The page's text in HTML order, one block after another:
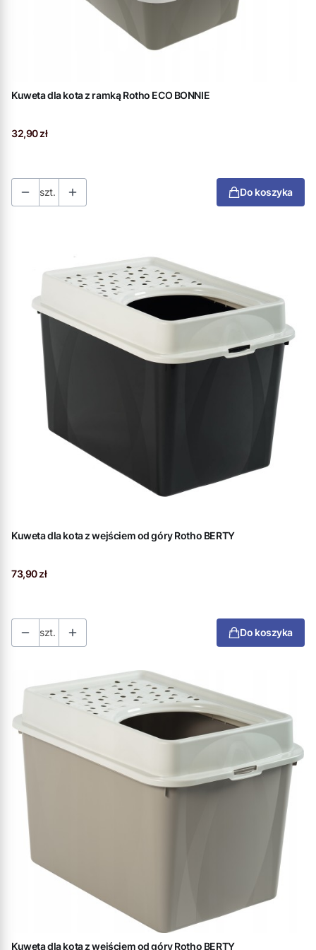
Kuweta dla kota z ramką Rotho ECO BONNIE
Cena
32,90 zł
szt. Do koszyka
Kuweta dla kota z wejściem od góry Rotho BERTY
Cena
73,90 zł
szt. Do koszyka
Kuweta dla kota z wejściem od góry Rotho BERTY